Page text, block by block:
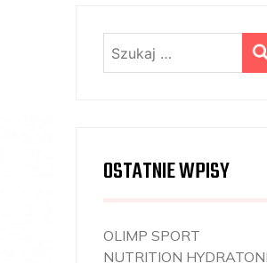
OSTATNIE WPISY
OLIMP SPORT
NUTRITION